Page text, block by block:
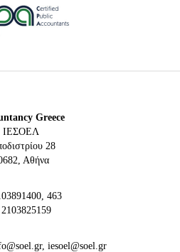
Greece
IEΣΟΕΛ
28
Αθήνα
463
iesoel@soel.gr